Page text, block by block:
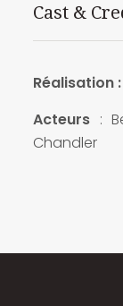
Cast &
Réalisation :
Acteurs:
Chandler